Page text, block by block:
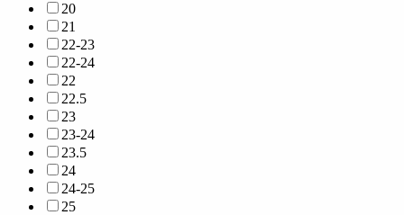
20
21
22-23
22-24
22
22.5
23
23-24
23.5
24
24-25
25